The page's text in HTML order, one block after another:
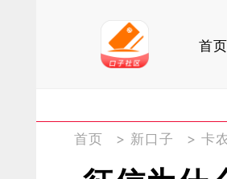
首页
首页 > 新口子 > 卡